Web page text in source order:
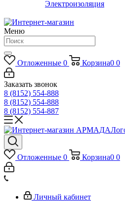
Электроизоляция
Меню
Отложенные 0 Корзина0 0
Заказать звонок
8 (8152) 554-888
8 (8152) 554-888
8 (8152) 554-887
Отложенные 0 Корзина0 0
Личный кабинет